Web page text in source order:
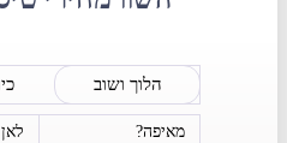
הלוך ושוב
מאיפה?